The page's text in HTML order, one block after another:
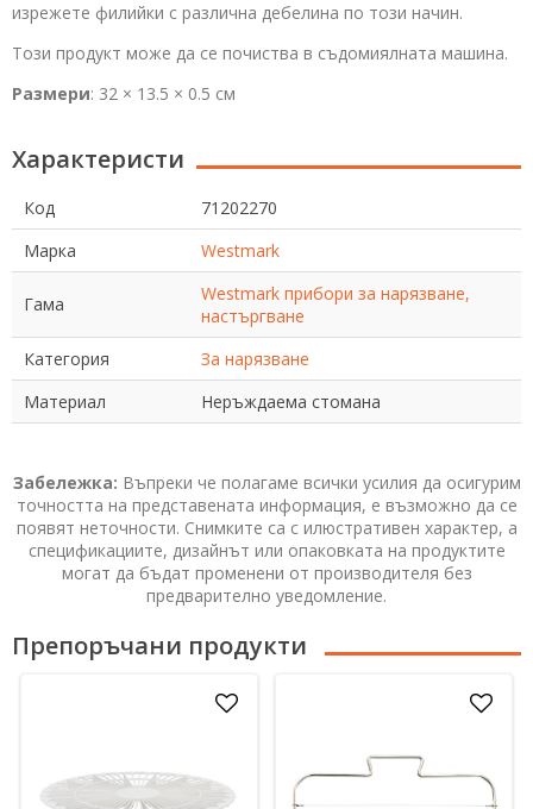
изрежете филийки с различна дебелина по този начин.
Този продукт може да се почиства в съдомиялната машина.
Размери: 32 × 13.5 × 0.5 см
Характеристи
Код
71202270
Марка
Westmark
Гама
Westmark прибори за нарязване,
настъргване
Категория
За нарязване
Материал
Неръждаема стомана
Забележка: Въпреки че полагаме всички усилия да осигурим
точността на представената информация, е възможно да се
появят неточности. Снимките са с илюстративен характер, а
спецификациите, дизайнът или опаковката на продуктите
могат да бъдат променени от производителя без
предварително уведомление.
Препоръчани продукти